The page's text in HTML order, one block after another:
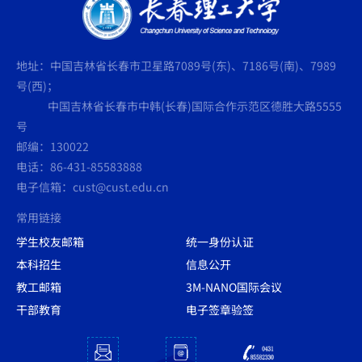
地址：中国吉林省长春市卫星路7089号(东)、7186号(南)、7989
号(西)；
中国吉林省长春市中韩(长春)国际合作示范区德胜大路5555
号
邮编：130022
电话：86-431-85583888
电子信箱：cust@cust.edu.cn
常用链接
学生校友邮箱
统一身份认证
本科招生
信息公开
教工邮箱
3M-NANO国际会议
干部教育
电子签章验签